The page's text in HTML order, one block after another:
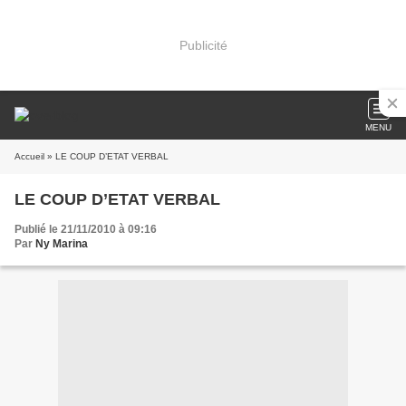
Publicité
MENU
Accueil » LE COUP D’ETAT VERBAL
LE COUP D’ETAT VERBAL
Publié le 21/11/2010 à 09:16
Par Ny Marina